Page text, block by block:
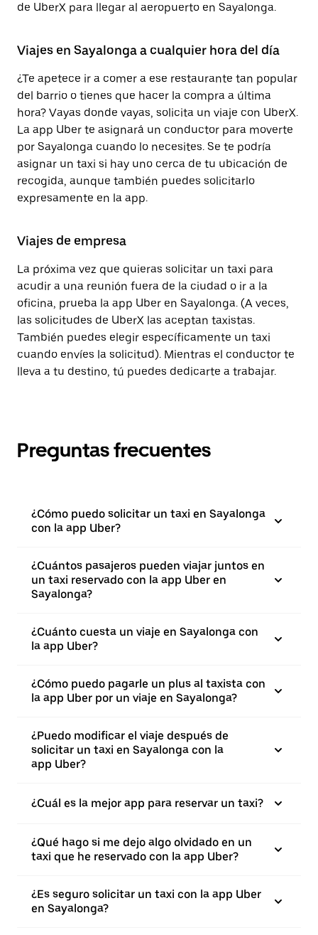
de UberX para llegar al aeropuerto en Sayalonga.
Viajes en Sayalonga a cualquier hora del día
¿Te apetece ir a comer a ese restaurante tan popular
del barrio o tienes que hacer la compra a última
hora? Vayas donde vayas, solicita un viaje con UberX.
La app Uber te asignará un conductor para moverte
por Sayalonga cuando lo necesites. Se te podría
asignar un taxi si hay uno cerca de tu ubicación de
recogida, aunque también puedes solicitarlo
expresamente en la app.
Viajes de empresa
La próxima vez que quieras solicitar un taxi para
acudir a una reunión fuera de la ciudad o ir a la
oficina, prueba la app Uber en Sayalonga. (A veces,
las solicitudes de UberX las aceptan taxistas.
También puedes elegir específicamente un taxi
cuando envíes la solicitud). Mientras el conductor te
lleva a tu destino, tú puedes dedicarte a trabajar.
Preguntas frecuentes
¿Cómo puedo solicitar un taxi en Sayalonga
con la app Uber?
¿Cuántos pasajeros pueden viajar juntos en
un taxi reservado con la app Uber en
Sayalonga?
¿Cuánto cuesta un viaje en Sayalonga con
la app Uber?
¿Cómo puedo pagarle un plus al taxista con
la app Uber por un viaje en Sayalonga?
¿Puedo modificar el viaje después de
solicitar un taxi en Sayalonga con la
app Uber?
¿Cuál es la mejor app para reservar un taxi?
¿Qué hago si me dejo algo olvidado en un
taxi que he reservado con la app Uber?
¿Es seguro solicitar un taxi con la app Uber
en Sayalonga?